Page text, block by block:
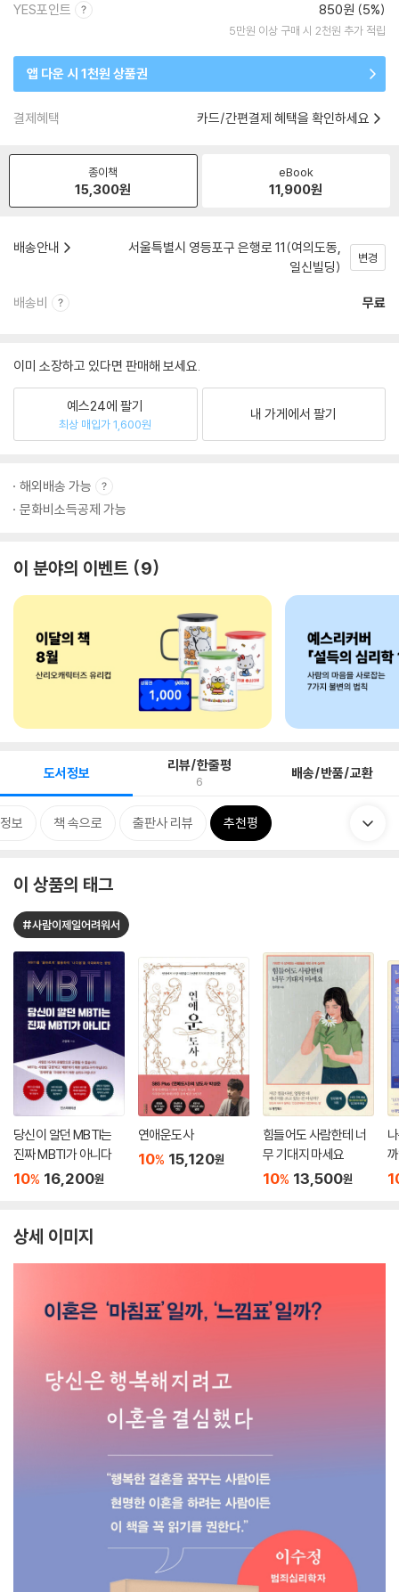
YES포인트 850원 (5%)
5만원 이상 구매 시 2천원 추가 적립
앱 다운 시 1천원 상품권
결제혜택 카드/간편결제 혜택을 확인하세요
종이책
15,300원
eBook
11,900원
배송안내
서울특별시 영등포구 은행로 11(여의도동,
일신빌딩)
변경
배송비 무료
이미 소장하고 있다면 판매해 보세요.
예스24에 팔기
최상 매입가 1,600원
내 가게에서 팔기
해외배송 가능
문화비소득공제 가능
이 분야의 이벤트 9
도서정보 리뷰/한줄평
6 배송/반품/교환
보 책 속으로 출판사 리뷰 추천평
이 상품의 태그
#사람이제일어려워서
당신이 알던 MBTI는
진짜 MBTI가 아니다
10% 16,200원
연애운도사
10% 15,120원
힘들어도 사람한테 너
무 기대지 마세요
10% 13,500원
상세 이미지